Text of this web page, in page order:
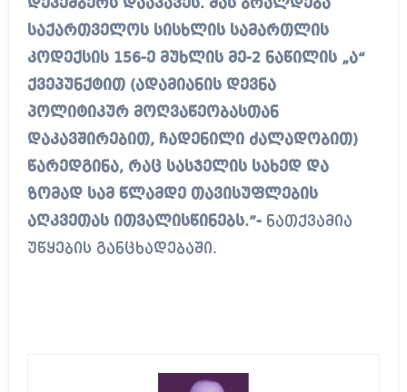
დეკემბერს დააკავეს. მას ბრალდება
საქართველოს სისხლის სამართლის
კოდექსის 156-ე მუხლის მე-2 ნაწილის „ა“
ქვეპუნქტით (ადამიანის დევნა
პოლიტიკურ მოღვაწეობასთან
დაკავშირებით, ჩადენილი ძალადობით)
წარედგინა, რაც სასჯელის სახედ და
ზომად სამ წლამდე თავისუფლების
აღკვეთას ითვალისწინებს.”-ნათქვამია
უწყების განცხადებაში.